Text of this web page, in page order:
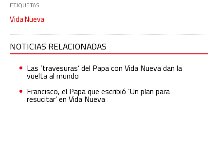
ETIQUETAS:
Vida Nueva
NOTICIAS RELACIONADAS
Las ‘travesuras’ del Papa con Vida Nueva dan la
vuelta al mundo
Francisco, el Papa que escribió ‘Un plan para
resucitar’ en Vida Nueva